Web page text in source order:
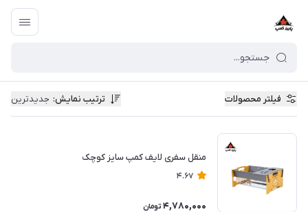
فیلتر محصولات ترتیب نمایش: جدیدترین
منقل سفری لایف کمپ سایز کوچک
4.67
4,780,000 تومان